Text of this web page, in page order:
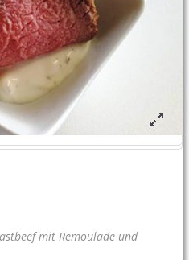
mit Remoulade und